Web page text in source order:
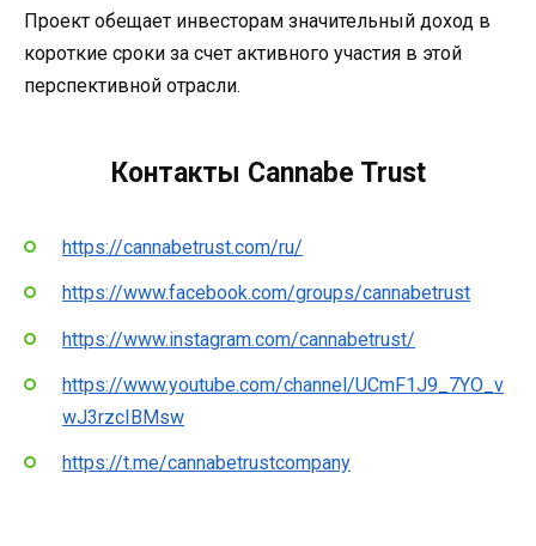
Проект обещает инвесторам значительный доход в
короткие сроки за счет активного участия в этой
перспективной отрасли.
Контакты Cannabe Trust
https://cannabetrust.com/ru/
https://www.facebook.com/groups/cannabetrust
https://www.instagram.com/cannabetrust/
https://www.youtube.com/channel/UCmF1J9_7YO_v
wJ3rzcIBMsw
https://t.me/cannabetrustcompany